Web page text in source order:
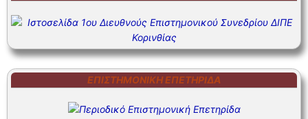
ΕΠΙΣΤΗΜΟΝΙΚΗ ΕΠΕΤΗΡΙΔΑ